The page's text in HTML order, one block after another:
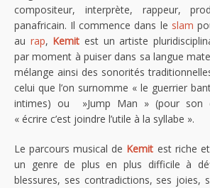
compositeur, interprète, rappeur,
panafricain. Il commence dans le slam
au rap, Kemit est un artiste
par moment à puiser dans sa langue
mélange ainsi des sonorités
celui que l’on surnomme « le guerrier
intimes) ou »Jump Man » (pour son
« écrire c’est joindre l’utile à la syllabe ».
Le parcours musical de Kemit est riche
un genre de plus en plus difficile à
blessures, ses contradictions, ses joies,